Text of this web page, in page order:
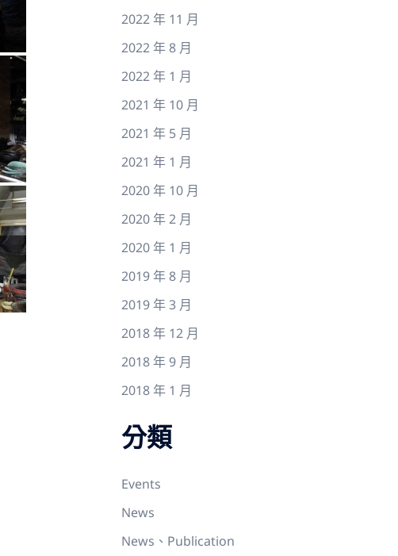
2022 年 11 月
2022 年 8 月
2022 年 1 月
2021 年 10 月
2021 年 5 月
2021 年 1 月
2020 年 10 月
2020 年 2 月
2020 年 1 月
2019 年 8 月
2019 年 3 月
2018 年 12 月
2018 年 9 月
2018 年 1 月
分類
Events
News
News、Publication